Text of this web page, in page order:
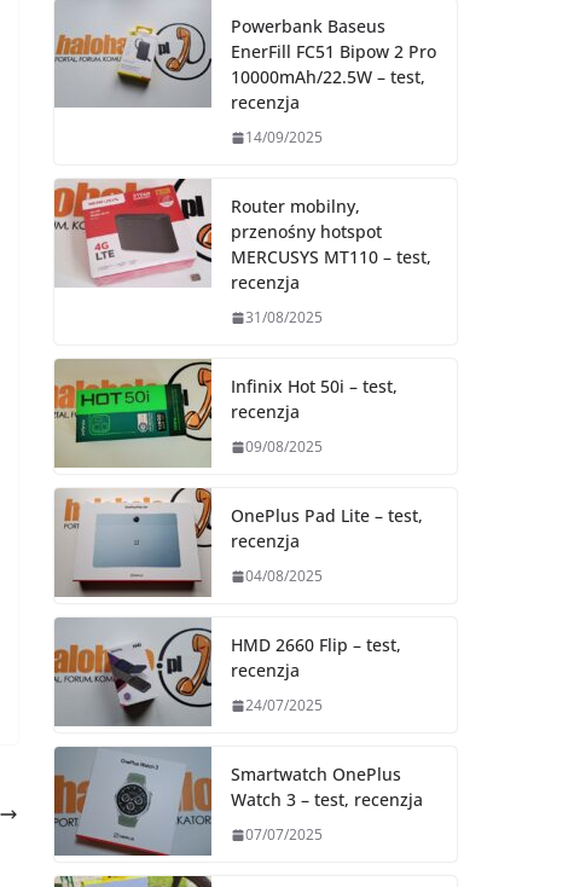
Powerbank Baseus
EnerFill FC51 Bipow 2 Pro
10000mAh/22.5W – test,
recenzja
14/09/2025
Router mobilny,
przenośny hotspot
MERCUSYS MT110 – test,
recenzja
31/08/2025
Infinix Hot 50i – test,
recenzja
09/08/2025
OnePlus Pad Lite – test,
recenzja
04/08/2025
HMD 2660 Flip – test,
recenzja
24/07/2025
Smartwatch OnePlus
Watch 3 – test, recenzja
07/07/2025